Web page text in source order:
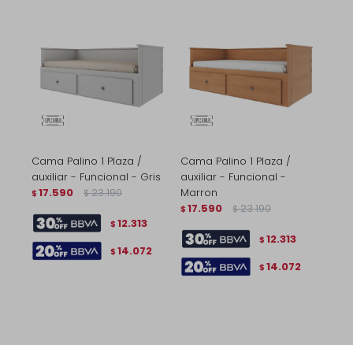
Cama Palino 1 Plaza /
auxiliar - Funcional - Gris
$ 17.590 $ 23.190
$ 12.313
$ 14.072
Cama Palino 1 Plaza /
auxiliar - Funcional -
Marron
$ 17.590 $ 23.190
$ 12.313
$ 14.072